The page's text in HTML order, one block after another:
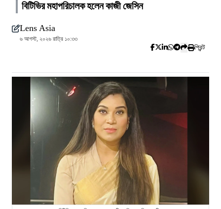
বিটিভির মহাপরিচালক হলেন কাজী জেসিন
Lens Asia
৬ আগস্ট, ২০২৬ রাত্রি ১০:৩৩
প্রিন্ট